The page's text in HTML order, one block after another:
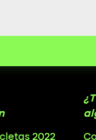
2022